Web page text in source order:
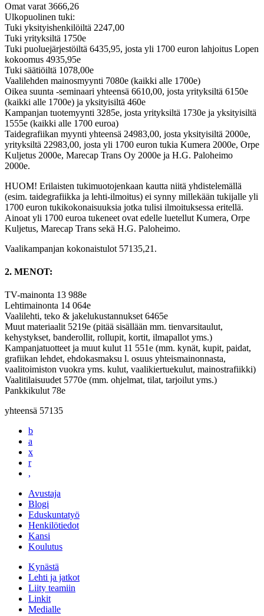
Omat varat 3666,26
Ulkopuolinen tuki:
Tuki yksityishenkilöiltä 2247,00
Tuki yrityksiltä 1750e
Tuki puoluejärjestöiltä 6435,95, josta yli 1700 euron lahjoitus Lopen
kokoomus 4935,95e
Tuki säätiöiltä 1078,00e
Vaalilehden mainosmyynti 7080e (kaikki alle 1700e)
Oikea suunta -seminaari yhteensä 6610,00, josta yrityksiltä 6150e
(kaikki alle 1700e) ja yksityisiltä 460e
Kampanjan tuotemyynti 3285e, josta yrityksiltä 1730e ja yksityisiltä
1555e (kaikki alle 1700 euroa)
Taidegrafiikan myynti yhteensä 24983,00, josta yksityisiltä 2000e,
yrityksiltä 22983,00, josta yli 1700 euron tukia Kumera 2000e, Orpe
Kuljetus 2000e, Marecap Trans Oy 2000e ja H.G. Paloheimo
2000e.
HUOM! Erilaisten tukimuotojenkaan kautta niitä yhdistelemällä
(esim. taidegrafiikka ja lehti-ilmoitus) ei synny millekään tukijalle yli
1700 euron tukikokonaisuuksia jotka tulisi ilmoituksessa eritellä.
Ainoat yli 1700 euroa tukeneet ovat edelle luetellut Kumera, Orpe
Kuljetus, Marecap Trans sekä H.G. Paloheimo.
Vaalikampanjan kokonaistulot 57135,21.
2. MENOT:
TV-mainonta 13 988e
Lehtimainonta 14 064e
Vaalilehti, teko & jakelukustannukset 6465e
Muut materiaalit 5219e (pitää sisällään mm. tienvarsitaulut,
kehystykset, banderollit, rollupit, kortit, ilmapallot yms.)
Kampanjatuotteet ja muut kulut 11 551e (mm. kynät, kupit, paidat,
grafiikan lehdet, ehdokasmaksu l. osuus yhteismainonnasta,
vaalitoimiston vuokra yms. kulut, vaalikiertuekulut, mainostrafiikki)
Vaalitilaisuudet 5770e (mm. ohjelmat, tilat, tarjoilut yms.)
Pankkikulut 78e
yhteensä 57135
b
a
x
r
,
Avustaja
Blogi
Eduskuntatyö
Henkilötiedot
Kansi
Koulutus
Kynästä
Lehti ja jatkot
Liity teamiin
Linkit
Medialle